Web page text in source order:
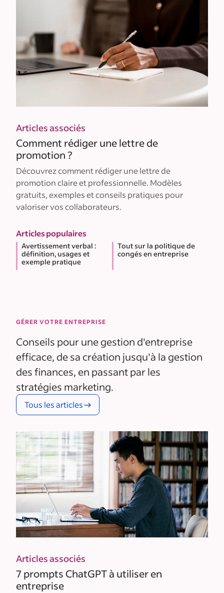
Articles associés
Comment rédiger une lettre de
promotion ?
Découvrez comment rédiger une lettre de
promotion claire et professionnelle. Modèles
gratuits, exemples et conseils pratiques pour
valoriser vos collaborateurs.
Articles populaires
Avertissement verbal :
définition, usages et
exemple pratique
Tout sur la politique de
congés en entreprise
GÉRER VOTRE ENTREPRISE
Conseils pour une gestion d'entreprise
efficace, de sa création jusqu'à la gestion
des finances, en passant par les
stratégies marketing.
Tous les articles
Articles associés
7 prompts ChatGPT à utiliser en
entreprise